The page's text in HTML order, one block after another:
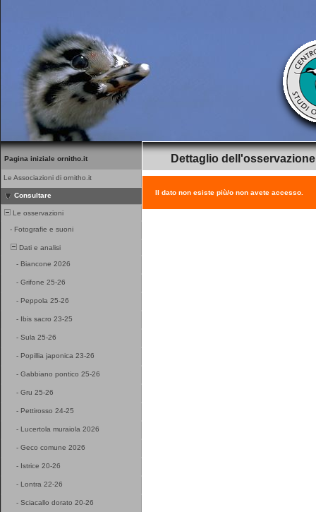
Pagina iniziale ornitho.it
Le Associazioni di ornitho.it
Consultare
Le osservazioni
- Fotografie e suoni
Dati e analisi
- Biancone 2026
- Grifone 25-26
- Peppola 25-26
- Ibis sacro 23-25
- Sula 25-26
- Popillia japonica 23-26
- Gabbiano pontico 25-26
- Gru 25-26
- Pettirosso 24-25
- Lucertola muraiola 2026
- Geco comune 2026
- Istrice 20-26
- Lontra 22-26
- Sciacallo dorato 20-26
Dettaglio dell'osservazione
Il dato non esiste più/o non avete accesso.